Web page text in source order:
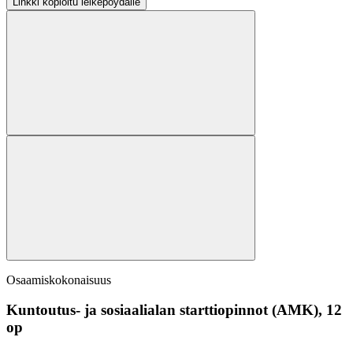
Osaamiskokonaisuus
Kuntoutus- ja sosiaalialan starttiopinnot (AMK), 12
op